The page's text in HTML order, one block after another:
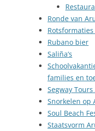
Ronde van
Rubano bier
Saliña’s
families en
Segway
Snorkelen op
Soul Beach
Staatsvorm